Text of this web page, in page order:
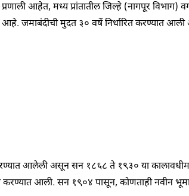
प्रणालीआहेत, मध्यप्रांतातीलजिल्हे (नागपूरविभाग)
आहे. जमाबंदीचीमुदत ३० वर्षे निर्धारित करण्यात
आलेली असून सन १८६८ ते १९३० या
करण्यात आली. सन १९०४ पासून, कोणताही नवीन